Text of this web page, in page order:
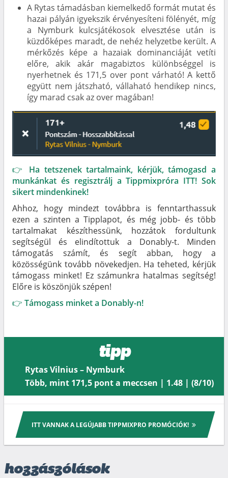
A Rytas támadásban kiemelkedő formát mutat és
hazai pályán igyekszik érvényesíteni fölényét, míg
a Nymburk kulcsjátékosok elvesztése után is
küzdőképes maradt, de nehéz helyzetbe került. A
mérkőzés képe a hazaiak dominanciáját vetíti
előre, akik akár magabiztos különbséggel is
nyerhetnek és 171,5 over pont várható! A kettő
együtt nem játszható, vállaható hendikep nincs,
így marad csak az over magában!
👉 Ha tetszenek tartalmaink, kérjük, támogasd a
munkánkat és regisztrálj a Tippmixpróra ITT! Sok
sikert mindenkinek!
Ahhoz, hogy mindezt továbbra is fenntarthassuk
ezen a szinten a Tipplapot, és még jobb- és több
tartalmakat készíthessünk, hozzátok fordultunk
segítségül és elindítottuk a Donably-t. Minden
támogatás számít, és segít abban, hogy a
közösségünk tovább növekedjen. Ha teheted, kérjük
támogass minket! Ez számunkra hatalmas segítség!
Előre is köszönjük szépen!
👉 Támogass minket a Donably-n!
tipp
Rytas Vilnius – Nymburk
Több, mint 171,5 pont a meccsen | 1.48 | (8/10)
ITT VANNAK A LEGÚJABB TIPPMIXPRO PROMÓCIÓK!
hozzászólások